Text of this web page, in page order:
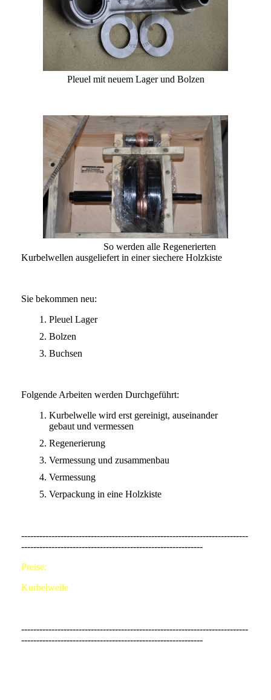
Pleuel mit neuem Lager und Bolzen
So werden alle Regenerierten
Kurbelwellen ausgeliefert in einer siechere Holzkiste
Sie bekommen neu:
Pleuel Lager
Bolzen
Buchsen
Folgende Arbeiten werden Durchgeführt:
Kurbelwelle wird erst gereinigt, auseinander
gebaut und vermessen
Regenerierung
Vermessung und zusammenbau
Vermessung
Verpackung in eine Holzkiste
---------------------------------------------------------------------------
------------------------------------------------------------
Preise:
Kurbelwelle
---------------------------------------------------------------------------
------------------------------------------------------------